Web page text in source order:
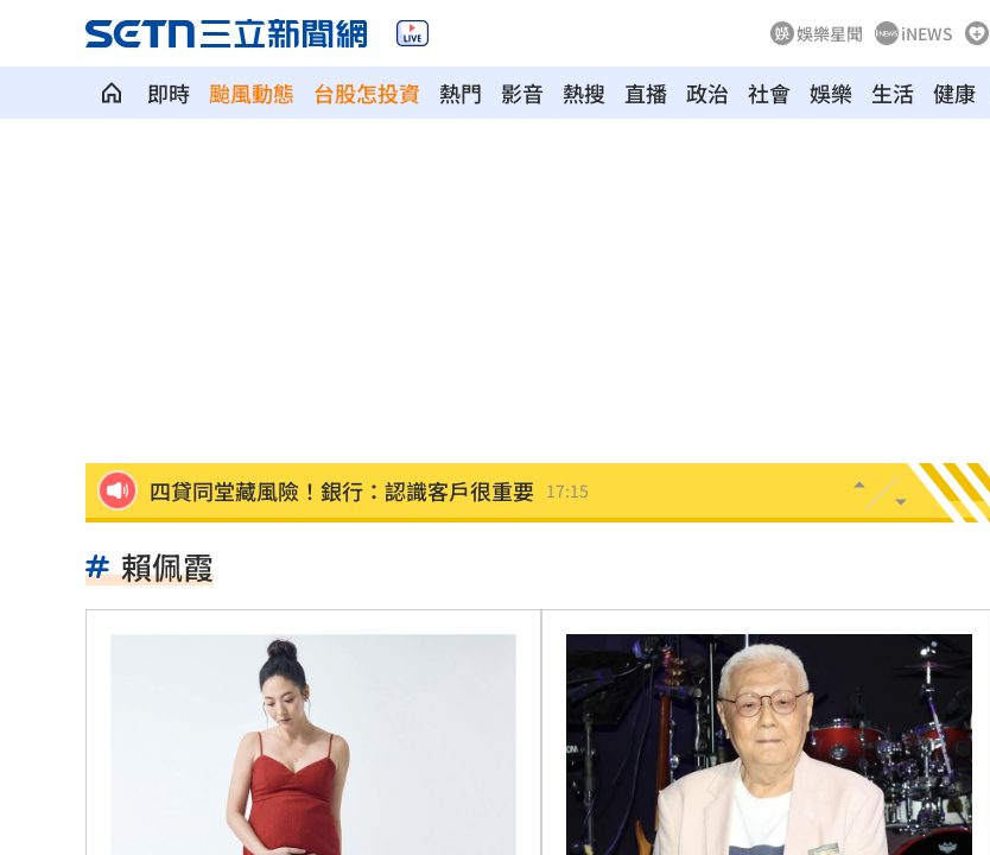
娛樂星聞 iNEWS
即時 颱風動態 台股怎投資 熱門 影音 熱搜 直播 政治 社會 娛樂 生活 健康
四貸同堂藏風險！銀行：認識客戶很重要 17:15
兒遭老師綁手褲子套頭 家長見監視器心碎 17:07
啦啦隊爆休息室開裸體趴 林襄上空大解放 17:04
直擊／新光三越北車最小間美麗市場開幕！ 17:01
車禍撞頭CT正常 6旬婦回家狂頭暈一招解 17:01
賴佩霞